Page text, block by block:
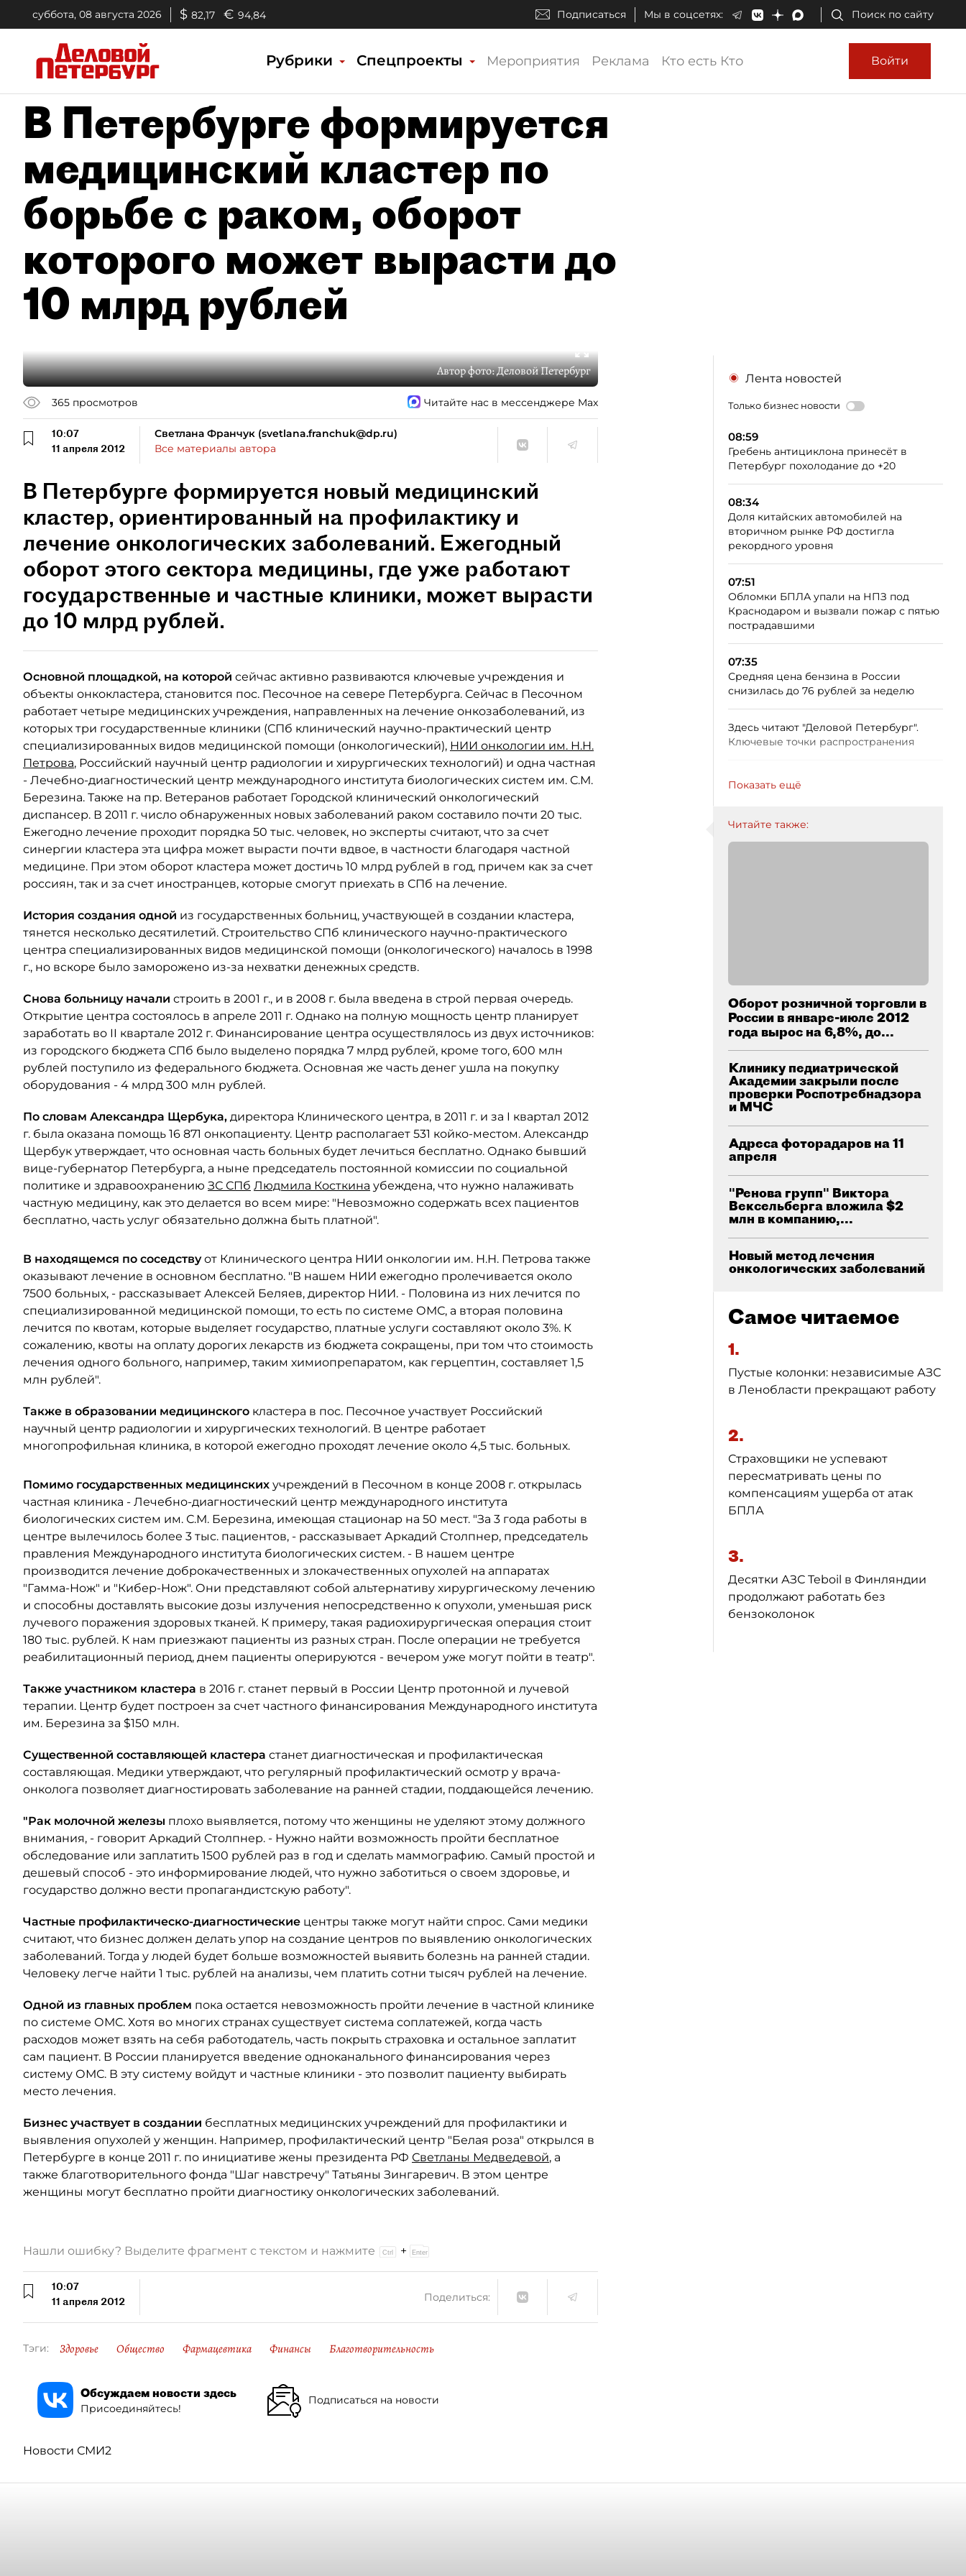
суббота, 08 августа 2026 $ 82,17 € 94,84 Подписаться Мы в соцсетях: Поиск по сайту
Рубрики Спецпроекты Мероприятия Реклама Кто есть Кто Войти
В Петербурге формируется
медицинский кластер по
борьбе с раком, оборот
которого может вырасти до
10 млрд рублей
Автор фото:Деловой Петербург
365 просмотров Читайте нас в мессенджере Max
10:07
11 апреля 2012
Светлана Франчук (svetlana.franchuk@dp.ru)
Все материалы автора
В Петербурге формируется новый медицинский
кластер, ориентированный на профилактику и
лечение онкологических заболеваний. Ежегодный
оборот этого сектора медицины, где уже работают
государственные и частные клиники, может вырасти
до 10 млрд рублей.
Основной площадкой, на которой сейчас активно развиваются ключевые учреждения и
объекты онкокластера, становится пос. Песочное на севере Петербурга. Сейчас в Песочном
работает четыре медицинских учреждения, направленных на лечение онкозаболеваний, из
которых три государственные клиники (СПб клинический научно-практический центр
специализированных видов медицинской помощи (онкологический), НИИ онкологии им. Н.Н.
Петрова, Российский научный центр радиологии и хирургических технологий) и одна частная
- Лечебно-диагностический центр международного института биологических систем им. С.М.
Березина. Также на пр. Ветеранов работает Городской клинический онкологический
диспансер. В 2011 г. число обнаруженных новых заболеваний раком составило почти 20 тыс.
Ежегодно лечение проходит порядка 50 тыс. человек, но эксперты считают, что за счет
синергии кластера эта цифра может вырасти почти вдвое, в частности благодаря частной
медицине. При этом оборот кластера может достичь 10 млрд рублей в год, причем как за счет
россиян, так и за счет иностранцев, которые смогут приехать в СПб на лечение.
История создания одной из государственных больниц, участвующей в создании кластера,
тянется несколько десятилетий. Строительство СПб клинического научно-практического
центра специализированных видов медицинской помощи (онкологического) началось в 1998
г., но вскоре было заморожено из-за нехватки денежных средств.
Снова больницу начали строить в 2001 г., и в 2008 г. была введена в строй первая очередь.
Открытие центра состоялось в апреле 2011 г. Однако на полную мощность центр планирует
заработать во II квартале 2012 г. Финансирование центра осуществлялось из двух источников:
из городского бюджета СПб было выделено порядка 7 млрд рублей, кроме того, 600 млн
рублей поступило из федерального бюджета. Основная же часть денег ушла на покупку
оборудования - 4 млрд 300 млн рублей.
По словам Александра Щербука, директора Клинического центра, в 2011 г. и за I квартал 2012
г. была оказана помощь 16 871 онкопациенту. Центр располагает 531 койко-местом. Александр
Щербук утверждает, что основная часть больных будет лечиться бесплатно. Однако бывший
вице-губернатор Петербурга, а ныне председатель постоянной комиссии по социальной
политике и здравоохранению ЗС СПб Людмила Косткина убеждена, что нужно налаживать
частную медицину, как это делается во всем мире: "Невозможно содержать всех пациентов
бесплатно, часть услуг обязательно должна быть платной".
В находящемся по соседствуот Клинического центра НИИ онкологии им. Н.Н. Петрова также
оказывают лечение в основном бесплатно. "В нашем НИИ ежегодно пролечивается около
7500 больных, - рассказывает Алексей Беляев, директор НИИ. - Половина из них лечится по
специализированной медицинской помощи, то есть по системе ОМС, а вторая половина
лечится по квотам, которые выделяет государство, платные услуги составляют около 3%. К
сожалению, квоты на оплату дорогих лекарств из бюджета сокращены, при том что стоимость
лечения одного больного, например, таким химиопрепаратом, как герцептин, составляет 1,5
млн рублей".
Также в образовании медицинского кластера в пос. Песочное участвует Российский
научный центр радиологии и хирургических технологий. В центре работает
многопрофильная клиника, в которой ежегодно проходят лечение около 4,5 тыс. больных.
Помимо государственных медицинских учреждений в Песочном в конце 2008 г. открылась
частная клиника - Лечебно-диагностический центр международного института
биологических систем им. С.М. Березина, имеющая стационар на 50 мест. "За 3 года работы в
центре вылечилось более 3 тыс. пациентов, - рассказывает Аркадий Столпнер, председатель
правления Международного института биологических систем. - В нашем центре
производится лечение доброкачественных и злокачественных опухолей на аппаратах
"Гамма-Нож" и "Кибер-Нож". Они представляют собой альтернативу хирургическому лечению
и способны доставлять высокие дозы излучения непосредственно к опухоли, уменьшая риск
лучевого поражения здоровых тканей. К примеру, такая радиохирургическая операция стоит
180 тыс. рублей. К нам приезжают пациенты из разных стран. После операции не требуется
реабилитационный период, днем пациенты оперируются - вечером уже могут пойти в театр".
Также участником кластера в 2016 г. станет первый в России Центр протонной и лучевой
терапии. Центр будет построен за счет частного финансирования Международного института
им. Березина за $150 млн.
Существенной составляющей кластера станет диагностическая и профилактическая
составляющая. Медики утверждают, что регулярный профилактический осмотр у врача-
онколога позволяет диагностировать заболевание на ранней стадии, поддающейся лечению.
"Рак молочной железы плохо выявляется, потому что женщины не уделяют этому должного
внимания, - говорит Аркадий Столпнер. - Нужно найти возможность пройти бесплатное
обследование или заплатить 1500 рублей раз в год и сделать маммографию. Самый простой и
дешевый способ - это информирование людей, что нужно заботиться о своем здоровье, и
государство должно вести пропагандистскую работу".
Частные профилактическо-диагностические центры также могут найти спрос. Сами медики
считают, что бизнес должен делать упор на создание центров по выявлению онкологических
заболеваний. Тогда у людей будет больше возможностей выявить болезнь на ранней стадии.
Человеку легче найти 1 тыс. рублей на анализы, чем платить сотни тысяч рублей на лечение.
Одной из главных проблем пока остается невозможность пройти лечение в частной клинике
по системе ОМС. Хотя во многих странах существует система соплатежей, когда часть
расходов может взять на себя работодатель, часть покрыть страховка и остальное заплатит
сам пациент. В России планируется введение одноканального финансирования через
систему ОМС. В эту систему войдут и частные клиники - это позволит пациенту выбирать
место лечения.
Бизнес участвует в создании бесплатных медицинских учреждений для профилактики и
выявления опухолей у женщин. Например, профилактический центр "Белая роза" открылся в
Петербурге в конце 2011 г. по инициативе жены президента РФ Светланы Медведевой, а
также благотворительного фонда "Шаг навстречу" Татьяны Зингаревич. В этом центре
женщины могут бесплатно пройти диагностику онкологических заболеваний.
Лента новостей
Только бизнес новости
08:59
Гребень антициклона принесёт в
Петербург похолодание до +20
08:34
Доля китайских автомобилей на
вторичном рынке РФ достигла
рекордного уровня
07:51
Обломки БПЛА упали на НПЗ под
Краснодаром и вызвали пожар с пятью
пострадавшими
07:35
Средняя цена бензина в России
снизилась до 76 рублей за неделю
Здесь читают "Деловой Петербург".
Ключевые точки распространения
Показать ещё
Читайте также:
Оборот розничной торговли в
России в январе-июле 2012
года вырос на 6,8%, до...
Клинику педиатрической
Академии закрыли после
проверки Роспотребнадзора
и МЧС
Адреса фоторадаров на 11
апреля
"Ренова групп" Виктора
Вексельберга вложила $2
млн в компанию,...
Новый метод лечения
онкологических заболеваний
Самое читаемое
1.
Пустые колонки: независимые АЗС
в Ленобласти прекращают работу
2.
Страховщики не успевают
пересматривать цены по
компенсациям ущерба от атак
БПЛА
3.
Десятки АЗС Teboil в Финляндии
продолжают работать без
бензоколонок
Нашли ошибку? Выделите фрагмент с текстом и нажмите +
10:07
11 апреля 2012
Поделиться:
Тэги: Здоровье Общество Фармацевтика Финансы Благотворительность
Обсуждаем новости здесь
Присоединяйтесь!
Подписаться на новости
Новости СМИ2